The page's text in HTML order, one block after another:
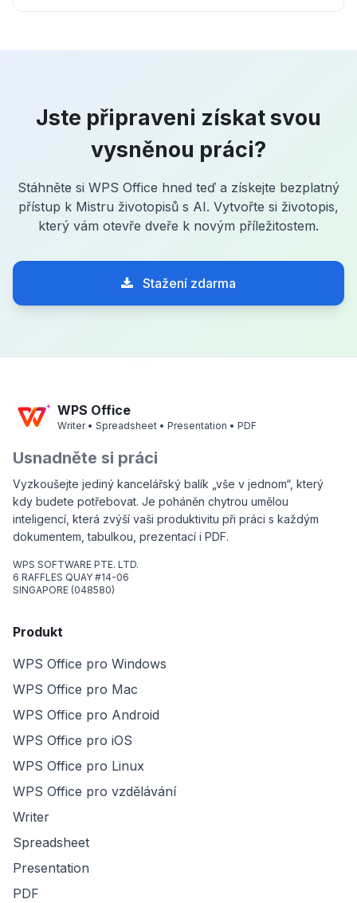
Jste připraveni získat svou
vysněnou práci?
Stáhněte si WPS Office hned teď a získejte bezplatný
přístup k Mistru životopisů s AI. Vytvořte si životopis,
který vám otevře dveře k novým příležitostem.
Stažení zdarma
WPS Office
Writer • Spreadsheet • Presentation • PDF
Usnadněte si práci
Vyzkoušejte jediný kancelářský balík „vše v jednom“, který
kdy budete potřebovat. Je poháněn chytrou umělou
inteligencí, která zvýší vaši produktivitu při práci s každým
dokumentem, tabulkou, prezentací i PDF.
WPS SOFTWARE PTE. LTD.
6 RAFFLES QUAY #14-06
SINGAPORE (048580)
Produkt
WPS Office pro Windows
WPS Office pro Mac
WPS Office pro Android
WPS Office pro iOS
WPS Office pro Linux
WPS Office pro vzdělávání
Writer
Spreadsheet
Presentation
PDF